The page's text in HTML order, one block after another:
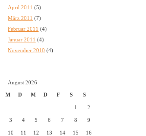
April 2011 (5)
März 2011 (7)
Februar 2011 (4)
Januar 2011 (4)
November 2010 (4)
August 2026
M D M D F S S
1 2
3 4 5 6 7 8 9
10 11 12 13 14 15 16